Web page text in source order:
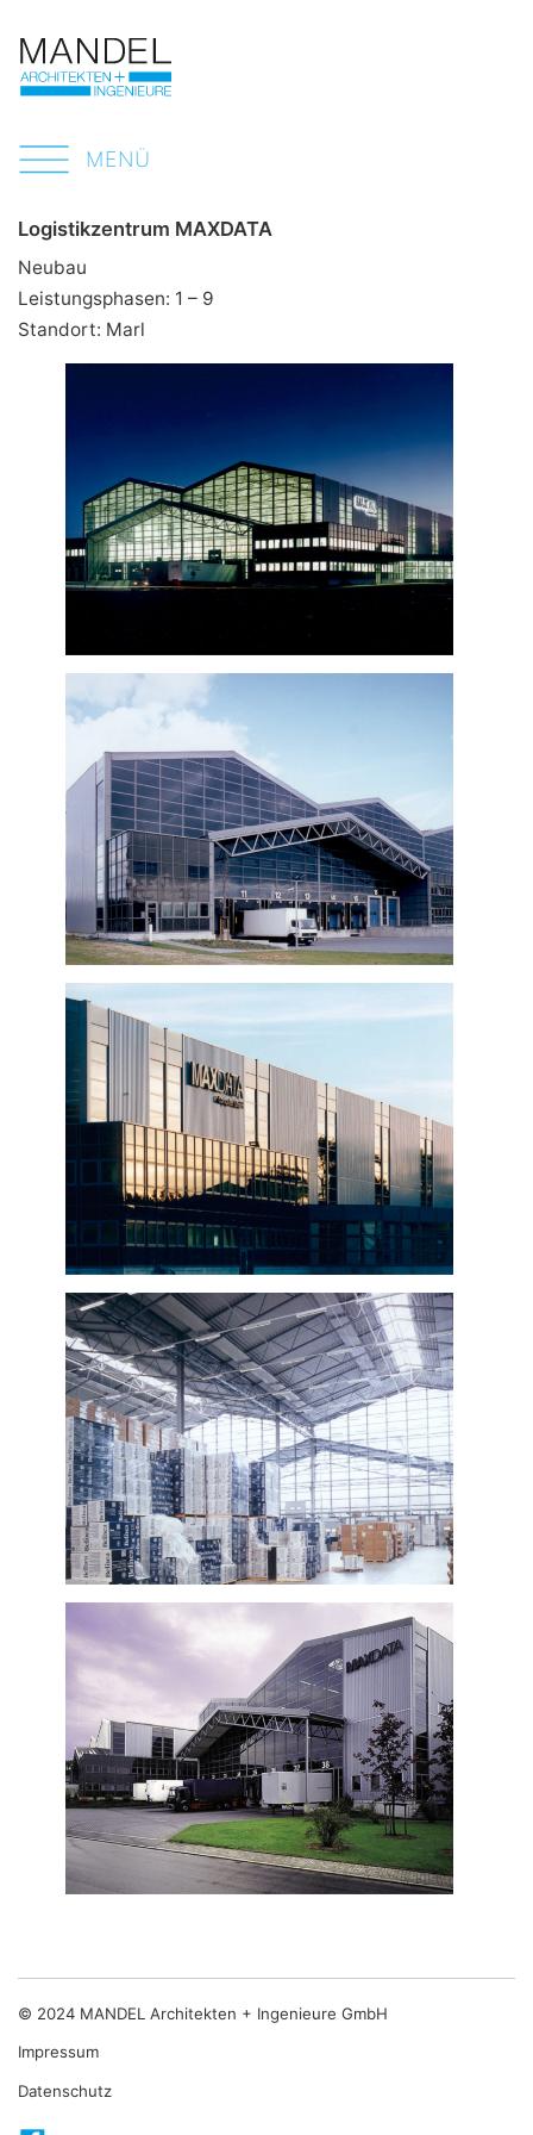
MENÜ
Bürogebäude G.M.
Kultur | Bildung
Albers Museum
Teilnahmeverfahren Kreisarchiv
Justiz | Sicherheit
Werkfeuerwehr ThyssenKrupp
Publikationen
Karriere
Kontakt
Logistikzentrum MAXDATA
Neubau
Leistungsphasen: 1 – 9
Standort: Marl
© 2024 MANDEL Architekten + Ingenieure GmbH
Impressum
Datenschutz